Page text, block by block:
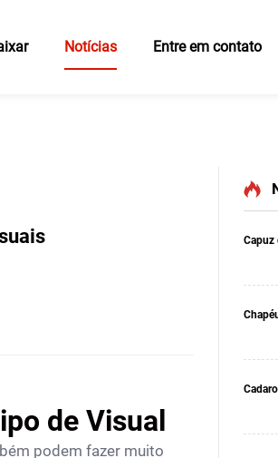
Notícias Entre em contato
de Visual
podem fazer muito
Capuz